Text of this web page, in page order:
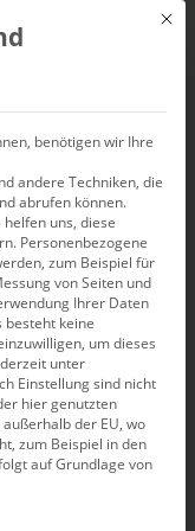
legen wir
Intelligence
und dem Einsatz
offiziellen
umfasst eine
um fachliche
neu aufgesetzt
Mit
benötigen wir Ihre
andere Techniken, die
abrufen können.
uns, diese
Personenbezogene
zum Beispiel für
von Seiten und
Ihrer Daten
besteht keine
um dieses
unter
Einstellung sind nicht
hier genutzten
der EU, wo
zum Beispiel in den
auf Grundlage von
für die eine